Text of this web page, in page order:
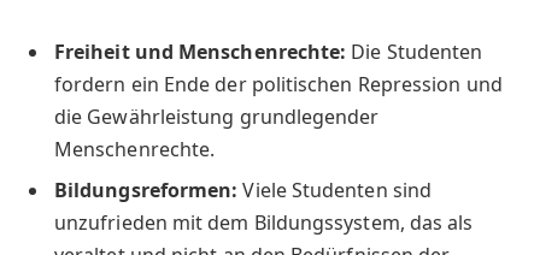
Freiheit und Menschenrechte: Die Studenten
fordern ein Ende der politischen Repression und
die Gewährleistung grundlegender
Menschenrechte.
Bildungsreformen: Viele Studenten sind
unzufrieden mit dem Bildungssystem, das als